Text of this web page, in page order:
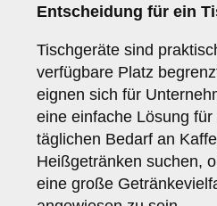
Entscheidung für ein
Tischgeräte sind
verfügbare Platz
eignen sich für
eine einfache Lösung für
täglichen Bedarf an
Heißgetränken suchen,
eine große